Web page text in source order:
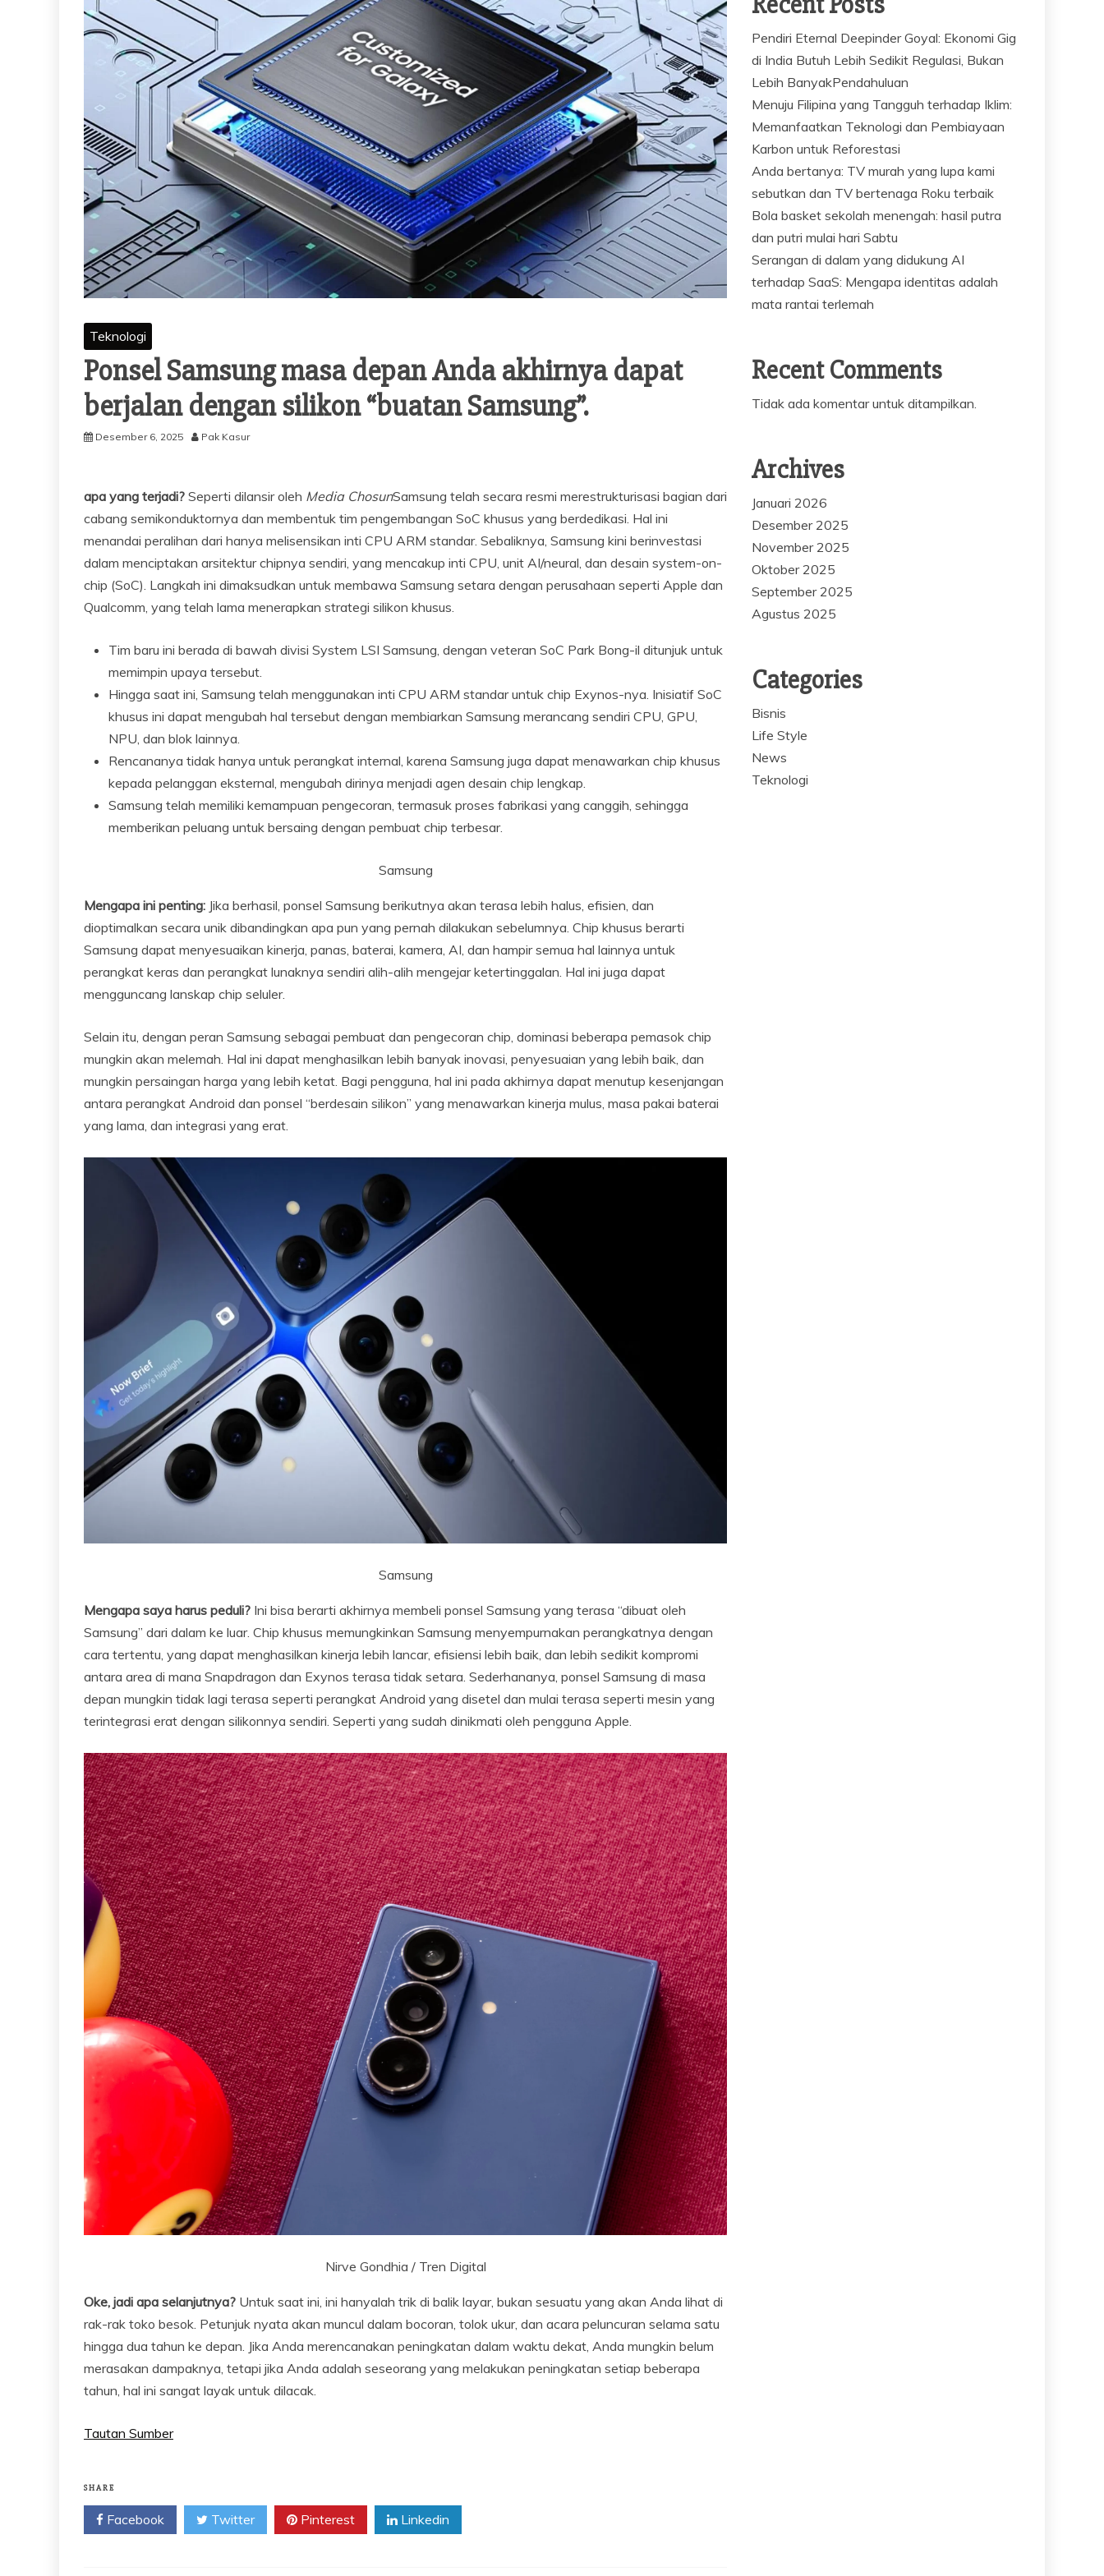
Teknologi
Ponsel Samsung masa depan Anda akhirnya dapat
berjalan dengan silikon “buatan Samsung”.
Desember 6, 2025 Pak Kasur
apa yang terjadi? Seperti dilansir oleh Media ChosunSamsung telah secara resmi merestrukturisasi bagian dari
cabang semikonduktornya dan membentuk tim pengembangan SoC khusus yang berdedikasi. Hal ini
menandai peralihan dari hanya melisensikan inti CPU ARM standar. Sebaliknya, Samsung kini berinvestasi
dalam menciptakan arsitektur chipnya sendiri, yang mencakup inti CPU, unit AI/neural, dan desain system-on-
chip (SoC). Langkah ini dimaksudkan untuk membawa Samsung setara dengan perusahaan seperti Apple dan
Qualcomm, yang telah lama menerapkan strategi silikon khusus.
Tim baru ini berada di bawah divisi System LSI Samsung, dengan veteran SoC Park Bong-il ditunjuk untuk
memimpin upaya tersebut.
Hingga saat ini, Samsung telah menggunakan inti CPU ARM standar untuk chip Exynos-nya. Inisiatif SoC
khusus ini dapat mengubah hal tersebut dengan membiarkan Samsung merancang sendiri CPU, GPU,
NPU, dan blok lainnya.
Rencananya tidak hanya untuk perangkat internal, karena Samsung juga dapat menawarkan chip khusus
kepada pelanggan eksternal, mengubah dirinya menjadi agen desain chip lengkap.
Samsung telah memiliki kemampuan pengecoran, termasuk proses fabrikasi yang canggih, sehingga
memberikan peluang untuk bersaing dengan pembuat chip terbesar.
Samsung
Mengapa ini penting: Jika berhasil, ponsel Samsung berikutnya akan terasa lebih halus, efisien, dan
dioptimalkan secara unik dibandingkan apa pun yang pernah dilakukan sebelumnya. Chip khusus berarti
Samsung dapat menyesuaikan kinerja, panas, baterai, kamera, AI, dan hampir semua hal lainnya untuk
perangkat keras dan perangkat lunaknya sendiri alih-alih mengejar ketertinggalan. Hal ini juga dapat
mengguncang lanskap chip seluler.
Selain itu, dengan peran Samsung sebagai pembuat dan pengecoran chip, dominasi beberapa pemasok chip
mungkin akan melemah. Hal ini dapat menghasilkan lebih banyak inovasi, penyesuaian yang lebih baik, dan
mungkin persaingan harga yang lebih ketat. Bagi pengguna, hal ini pada akhirnya dapat menutup kesenjangan
antara perangkat Android dan ponsel “berdesain silikon” yang menawarkan kinerja mulus, masa pakai baterai
yang lama, dan integrasi yang erat.
Samsung
Mengapa saya harus peduli? Ini bisa berarti akhirnya membeli ponsel Samsung yang terasa “dibuat oleh
Samsung” dari dalam ke luar. Chip khusus memungkinkan Samsung menyempurnakan perangkatnya dengan
cara tertentu, yang dapat menghasilkan kinerja lebih lancar, efisiensi lebih baik, dan lebih sedikit kompromi
antara area di mana Snapdragon dan Exynos terasa tidak setara. Sederhananya, ponsel Samsung di masa
depan mungkin tidak lagi terasa seperti perangkat Android yang disetel dan mulai terasa seperti mesin yang
terintegrasi erat dengan silikonnya sendiri. Seperti yang sudah dinikmati oleh pengguna Apple.
Nirve Gondhia / Tren Digital
Oke, jadi apa selanjutnya? Untuk saat ini, ini hanyalah trik di balik layar, bukan sesuatu yang akan Anda lihat di
rak-rak toko besok. Petunjuk nyata akan muncul dalam bocoran, tolok ukur, dan acara peluncuran selama satu
hingga dua tahun ke depan. Jika Anda merencanakan peningkatan dalam waktu dekat, Anda mungkin belum
merasakan dampaknya, tetapi jika Anda adalah seseorang yang melakukan peningkatan setiap beberapa
tahun, hal ini sangat layak untuk dilacak.
Tautan Sumber
SHARE
Facebook Twitter Pinterest Linkedin
Pendiri Eternal Deepinder Goyal: Ekonomi Gig
di India Butuh Lebih Sedikit Regulasi, Bukan
Lebih BanyakPendahuluan
Menuju Filipina yang Tangguh terhadap Iklim:
Memanfaatkan Teknologi dan Pembiayaan
Karbon untuk Reforestasi
Anda bertanya: TV murah yang lupa kami
sebutkan dan TV bertenaga Roku terbaik
Bola basket sekolah menengah: hasil putra
dan putri mulai hari Sabtu
Serangan di dalam yang didukung AI
terhadap SaaS: Mengapa identitas adalah
mata rantai terlemah
Recent Comments
Tidak ada komentar untuk ditampilkan.
Archives
Januari 2026
Desember 2025
November 2025
Oktober 2025
September 2025
Agustus 2025
Categories
Bisnis
Life Style
News
Teknologi